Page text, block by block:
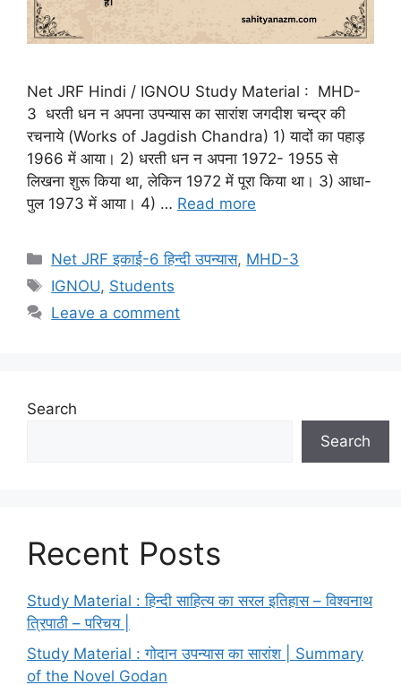
Net JRF Hindi / IGNOU Study Material : MHD-
3 धरती धन न अपना उपन्यास का सारांश जगदीश चन्द्र की
रचनाये (Works of Jagdish Chandra) 1) यादों का पहाड़
1966 में आया। 2) धरती धन न अपना 1972- 1955 से
लिखना शुरू किया था, लेकिन 1972 में पूरा किया था। 3) आधा-
पुल 1973 में आया। 4) … Read more
Net JRF इकाई-6 हिन्दी उपन्यास, MHD-3
IGNOU, Students
Leave a comment
Search
Search
Recent Posts
Study Material : हिन्दी साहित्य का सरल इतिहास – विश्वनाथ
त्रिपाठी – परिचय |
Study Material : गोदान उपन्यास का सारांश | Summary
of the Novel Godan